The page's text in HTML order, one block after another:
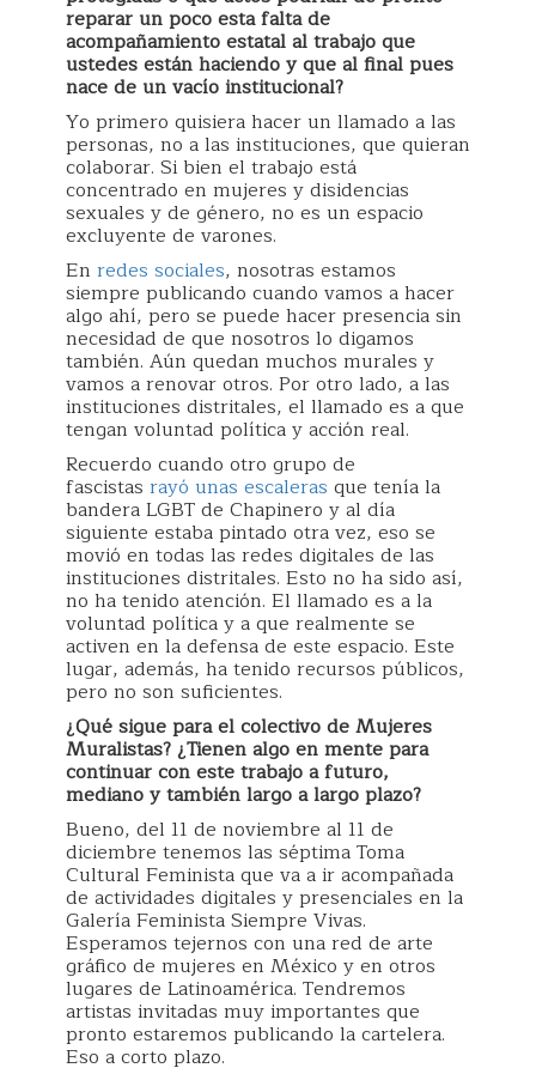
reparar un poco esta falta de
acompañamiento estatal al trabajo que
ustedes están haciendo y que al final pues
nace de un vacío institucional?
Yo primero quisiera hacer un llamado a las
personas, no a las instituciones, que quieran
colaborar. Si bien el trabajo está
concentrado en mujeres y disidencias
sexuales y de género, no es un espacio
excluyente de varones.
En redes sociales, nosotras estamos
siempre publicando cuando vamos a hacer
algo ahí, pero se puede hacer presencia sin
necesidad de que nosotros lo digamos
también. Aún quedan muchos murales y
vamos a renovar otros. Por otro lado, a las
instituciones distritales, el llamado es a que
tengan voluntad política y acción real.
Recuerdo cuando otro grupo de
fascistas rayó unas escaleras que tenía la
bandera LGBT de Chapinero y al día
siguiente estaba pintado otra vez, eso se
movió en todas las redes digitales de las
instituciones distritales. Esto no ha sido así,
no ha tenido atención. El llamado es a la
voluntad política y a que realmente se
activen en la defensa de este espacio. Este
lugar, además, ha tenido recursos públicos,
pero no son suficientes.
¿Qué sigue para el colectivo de Mujeres
Muralistas? ¿Tienen algo en mente para
continuar con este trabajo a futuro,
mediano y también largo a largo plazo?
Bueno, del 11 de noviembre al 11 de
diciembre tenemos las séptima Toma
Cultural Feminista que va a ir acompañada
de actividades digitales y presenciales en la
Galería Feminista Siempre Vivas.
Esperamos tejernos con una red de arte
gráfico de mujeres en México y en otros
lugares de Latinoamérica. Tendremos
artistas invitadas muy importantes que
pronto estaremos publicando la cartelera.
Eso a corto plazo.